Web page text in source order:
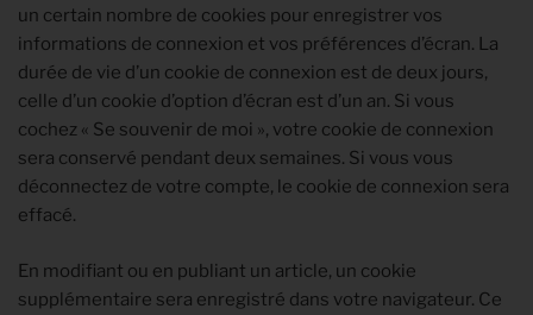
un certain nombre de cookies pour enregistrer vos
informations de connexion et vos préférences d’écran. La
durée de vie d’un cookie de connexion est de deux jours,
celle d’un cookie d’option d’écran est d’un an. Si vous
cochez « Se souvenir de moi », votre cookie de connexion
sera conservé pendant deux semaines. Si vous vous
déconnectez de votre compte, le cookie de connexion sera
effacé.
En modifiant ou en publiant un article, un cookie
supplémentaire sera enregistré dans votre navigateur. Ce